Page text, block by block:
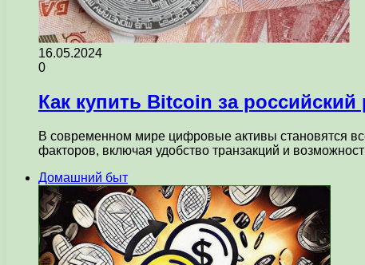
16.05.2024
0
Как купить Bitcoin за
В современном мире цифровые активы становятся
факторов, включая удобство транзакций и
Домашний быт